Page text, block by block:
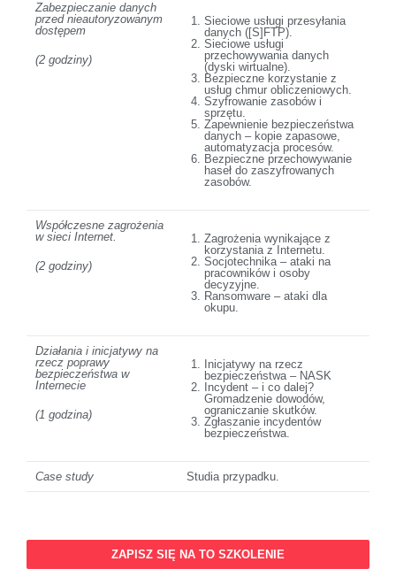
Zabezpieczanie danych
przed nieautoryzowanym
dostępem
(2 godziny)
Sieciowe usługi przesyłania
danych ([S]FTP).
Sieciowe usługi
przechowywania danych
(dyski wirtualne).
Bezpieczne korzystanie z
usług chmur obliczeniowych.
Szyfrowanie zasobów i
sprzętu.
Zapewnienie bezpieczeństwa
danych – kopie zapasowe,
automatyzacja procesów.
Bezpieczne przechowywanie
haseł do zaszyfrowanych
zasobów.
Współczesne zagrożenia
w sieci Internet.
(2 godziny)
Zagrożenia wynikające z
korzystania z Internetu.
Socjotechnika – ataki na
pracowników i osoby
decyzyjne.
Ransomware – ataki dla
okupu.
Działania i inicjatywy na
rzecz poprawy
bezpieczeństwa w
Internecie
(1 godzina)
Inicjatywy na rzecz
bezpieczeństwa – NASK
Incydent – i co dalej?
Gromadzenie dowodów,
ograniczanie skutków.
Zgłaszanie incydentów
bezpieczeństwa.
Case study Studia przypadku.
ZAPISZ SIĘ NA TO SZKOLENIE